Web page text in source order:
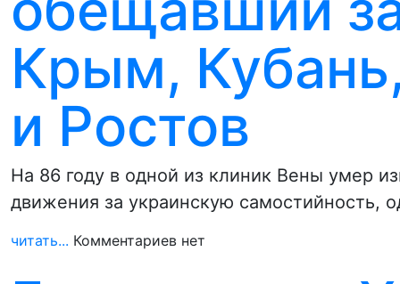
Крым,
и Ростов
На 86 году в одной из клиник Вены умер
движения за украинскую самостийность,
читать... Комментариев нет